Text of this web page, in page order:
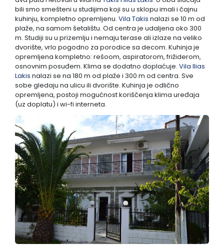
bili smo smešteni u studijima koji su u sklopu imali i čajnu
kuhinju, kompletno opremljenu. Vila Takis nalazi se 10 m od
plaže, na samom šetalištu. Od centra je udaljena oko 300
m. Studiji su u prizemlju i nemaju terase ali izlaze na veliko
dvorište, vrlo pogodno za porodice sa decom. Kuhinja je
opremljena kompletno: rešoom, aspiratorom, frižiderom,
osnovnim posuđem. Klima se dodatno doplaćuje. Vila Ilias
Lakis nalazi se na 180 m od plaže i 300 m od centra. Sve
sobe gledaju na ulicu ili dvorište. Kuhinja je odlično
opremljena, postoji mogućnost koriščenja klima uređaja
(uz doplatu) i wi-fi interneta.